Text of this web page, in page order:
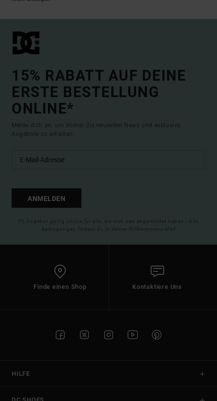
15% RABATT AUF DEINE
ERSTE BESTELLUNG
ONLINE*
Melde dich an, um immer die neuesten News und exklusive
Angebote zu erhalten.
ANMELDEN
(*) Angebot gültig online für alle, die sich neu angemeldet haben - Alle
Bedingungen findest du in deiner Willkommens-Mail
Finde einen Shop Kontaktiere Uns
HILFE